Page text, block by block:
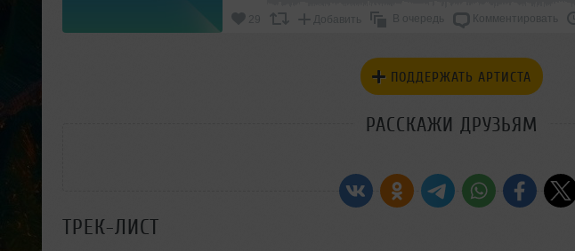
29 Добавить В очередь Комментировать
ПОДДЕРЖАТЬ АРТИСТА
РАССКАЖИ ДРУЗЬЯМ
ТРЕК-ЛИСТ